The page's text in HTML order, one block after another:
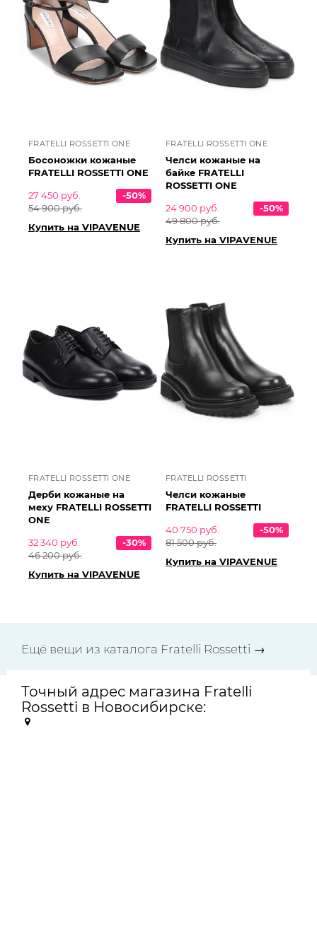
FRATELLI ROSSETTI ONE
Босоножки кожаные
FRATELLI ROSSETTI ONE
27 450 руб.
54 900 руб.
-50%
Купить на VIPAVENUE
FRATELLI ROSSETTI ONE
Челси кожаные на
байке FRATELLI
ROSSETTI ONE
24 900 руб.
49 800 руб.
-50%
Купить на VIPAVENUE
FRATELLI ROSSETTI ONE
Дерби кожаные на
меху FRATELLI ROSSETTI
ONE
32 340 руб.
46 200 руб.
-30%
Купить на VIPAVENUE
FRATELLI ROSSETTI
Челси кожаные
FRATELLI ROSSETTI
40 750 руб.
81 500 руб.
-50%
Купить на VIPAVENUE
Ещё вещи из каталога Fratelli Rossetti →
Точный адрес магазина Fratelli
Rossetti в Новосибирске: